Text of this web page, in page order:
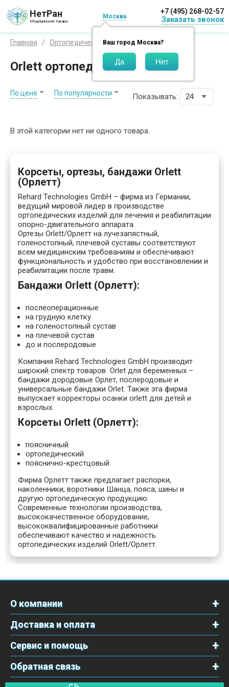
НетРан
Медицинские товары
Москва
Ваш город Москва?
+7 (495) 268-02-57
Заказать звонок
Главная Ортопедические изделия Орлетт
Orlett ортопедия
По цене По популярности Показывать:
В этой категории нет ни одного товара.
Корсеты, ортезы, бандажи Orlett
(Орлетт)
Rehard Technologies GmbH – фирма из Германии,
ведущий мировой лидер в производстве
ортопедических изделий для лечения и реабилитации
опорно-двигательного аппарата.
Ортезы Orlett/Орлетт на лучезапястный,
голеностопный, плечевой суставы соответствуют
всем медицинским требованиям и обеспечивают
функциональность и удобство при восстановлении и
реабилитации после травм.
Бандажи Orlett (Орлетт):
послеоперационные
на грудную клетку
на голеностопный сустав
на плечевой сустав
до и послеродовые
Компания Rehard Technologies GmbH производит
широкий спектр товаров Orlet для беременных –
бандажи дородовые Орлет, послеродовые и
универсальные бандажи Orlet. Также эта фирма
выпускает корректоры осанки orlett для детей и
взрослых.
Корсеты Orlett (Орлетт):
поясничный
ортопедический
пояснично-крестцовый
Фирма Орлетт также предлагает распорки,
наколенники, воротники Шанца, пояса, шины и
другую ортопедическую продукцию.
Современные технологии производства,
высококачественное оборудование,
высококвалифицированные работники
обеспечивают качество и надежность
ортопедических изделий Orlett/Орлетт.
О компании
Доставка и оплата
Сервис и помощь
Обратная связь